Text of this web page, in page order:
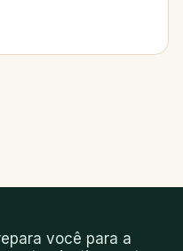
você para a